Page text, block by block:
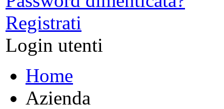
Registrati
Login utenti
Home
Azienda